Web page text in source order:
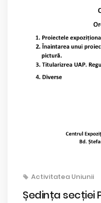
Activitatea Uniunii
Ședința secției